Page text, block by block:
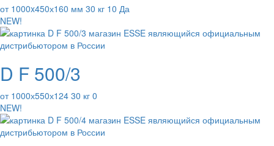
от 1000x450х160 мм 30 кг 10 Да
NEW!
D F 500/3
от 1000х550х124 30 кг 0
NEW!